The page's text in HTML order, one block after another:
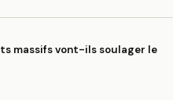
massifs vont-ils soulager le